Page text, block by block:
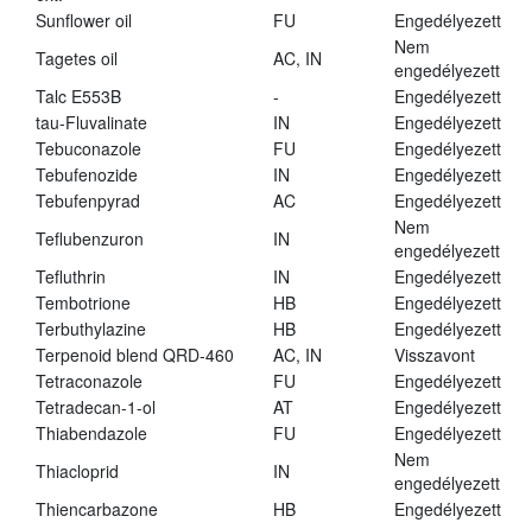
Sunflower oil FU
Engedélyezett
Tagetes oil
AC, IN
Nem
engedélyezett
Talc E553B
-
Engedélyezett
tau-Fluvalinate
IN
Engedélyezett
Tebuconazole
FU
Engedélyezett
Tebufenozide
IN
Engedélyezett
Tebufenpyrad
AC
Engedélyezett
Teflubenzuron
IN
Nem
engedélyezett
Tefluthrin
IN
Engedélyezett
Tembotrione
HB
Engedélyezett
Terbuthylazine
HB
Engedélyezett
Terpenoid blend QRD-460
AC, IN
Visszavont
Tetraconazole
FU
Engedélyezett
Tetradecan-1-ol
AT
Engedélyezett
Thiabendazole
FU
Engedélyezett
Thiacloprid
IN
Nem
engedélyezett
Thiencarbazone
HB
Engedélyezett